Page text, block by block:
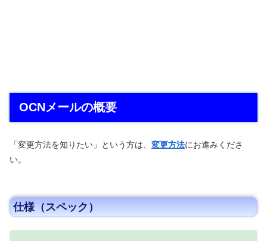
OCNメールの概要
「変更方法を知りたい」という方は、 変更方法にお進みくださ
い。
仕様（スペック）